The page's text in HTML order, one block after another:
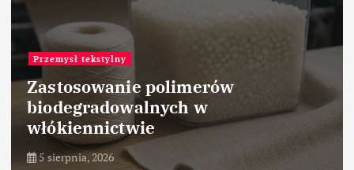
Przemysł tekstylny
Zastosowanie polimerów
biodegradowalnych w
włókiennictwie
5 sierpnia, 2026